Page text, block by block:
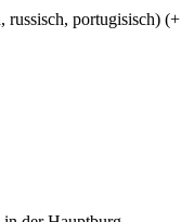
russisch, portugisisch) (+